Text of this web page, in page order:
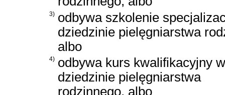
3) odbywa szkolenie
dziedzinie pielęgniarstwa
albo
4) odbywa kurs kwalifikacyjny w
dziedzinie pielęgniarstwa
rodzinnego, albo